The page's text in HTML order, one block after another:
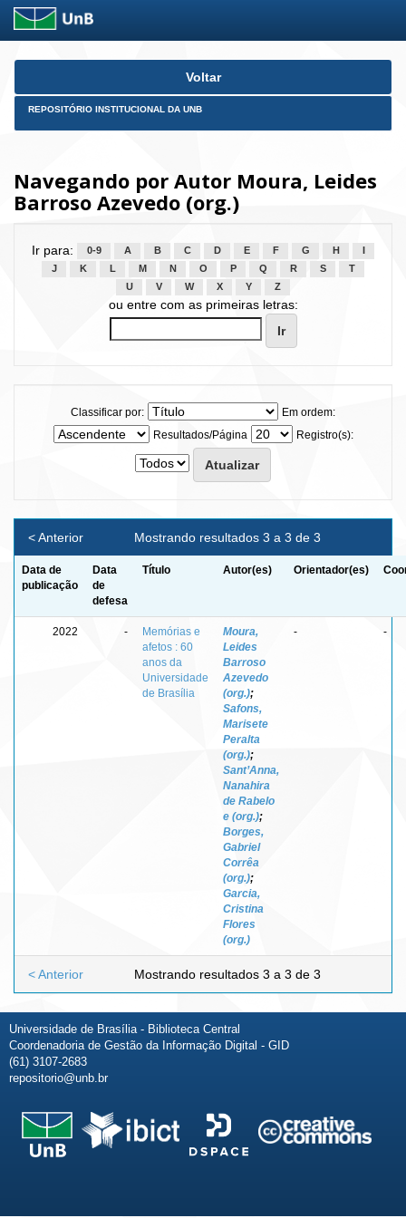
Skip
Voltar
REPOSITÓRIO INSTITUCIONAL DA UNB
Navegando por Autor Moura, Leides
Barroso Azevedo (org.)
Ir para: 0-9 A B C D E F G H
J
K L M N O P Q R S
T
U
V W X Y Z
ou entre com as primeiras letras:
Classificar por:
Em ordem:
Resultados/Página
Registro(s):
Mostrando resultados 3 a 3 de 3
< Anterior
Data de
publicação
Data
de
defesa
Título Autor(es) Orientador(es)
2022 -
Memórias e
afetos : 60
anos da
Universidade
de Brasília
Moura,
Leides
Barroso
Azevedo
(org.);
Safons,
Marisete
Peralta
(org.);
Sant’Anna,
Nanahira
de Rabelo
e (org.);
Borges,
Gabriel
Corrêa
(org.);
Garcia,
Cristina
Flores
(org.)
- -
Mostrando resultados 3 a 3 de 3
< Anterior
Universidade de Brasília - Biblioteca Central
Coordenadoria de Gestão da Informação Digital - GID
(61) 3107-2683
repositorio@unb.br